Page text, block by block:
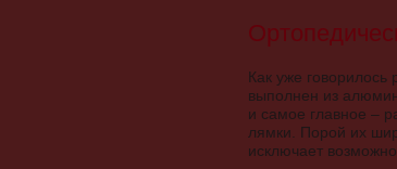
Как уже говорилось
выполнен из
и самое главное –
лямки. Порой их
исключает